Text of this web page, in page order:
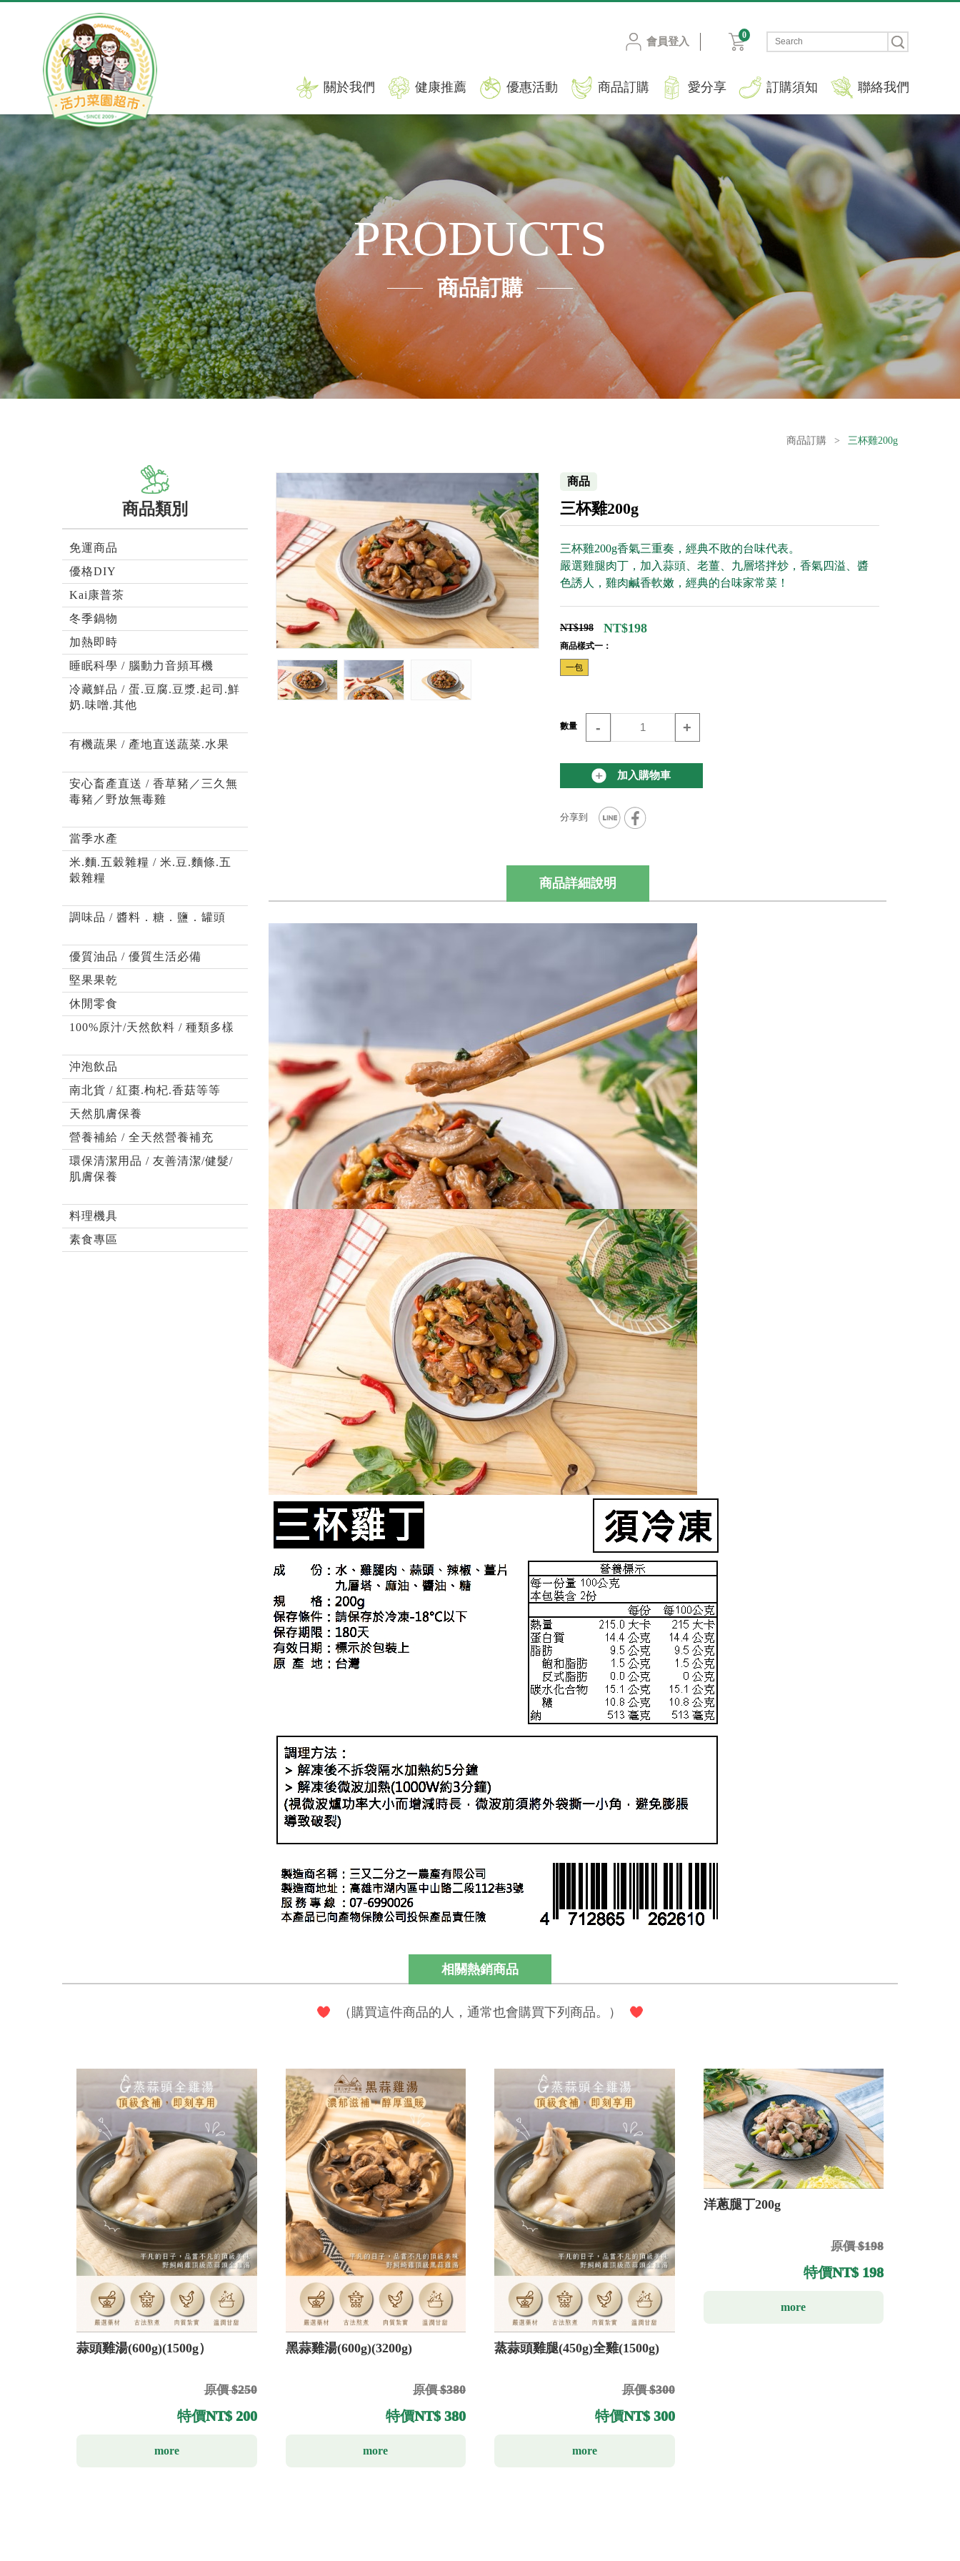
會員登入
0
關於我們 健康推薦 優惠活動 商品訂購 愛分享 訂購須知 聯絡我們
PRODUCTS
商品訂購
商品訂購 > 三杯雞200g
商品類別
免運商品
優格DIY
Kai康普茶
冬季鍋物
加熱即時
睡眠科學 / 腦動力音頻耳機
冷藏鮮品 / 蛋.豆腐.豆漿.起司.鮮
奶.味噌.其他
有機蔬果 / 產地直送蔬菜.水果
安心畜產直送 / 香草豬／三久無
毒豬／野放無毒雞
當季水產
米.麵.五穀雜糧 / 米.豆.麵條.五
穀雜糧
調味品 / 醬料．糖．鹽．罐頭
優質油品 / 優質生活必備
堅果果乾
休閒零食
100%原汁/天然飲料 / 種類多樣
沖泡飲品
南北貨 / 紅棗.枸杞.香菇等等
天然肌膚保養
營養補給 / 全天然營養補充
環保清潔用品 / 友善清潔/健髮/
肌膚保養
料理機具
素食專區
商品
三杯雞200g
三杯雞200g香氣三重奏，經典不敗的台味代表。
嚴選雞腿肉丁，加入蒜頭、老薑、九層塔拌炒，香氣四溢、醬
色誘人，雞肉鹹香軟嫩，經典的台味家常菜！
NT$198 NT$198
商品樣式一：
一包
數量 - +
加入購物車
商品詳細說明
相關熱銷商品
（購買這件商品的人，通常也會購買下列商品。）
蒜頭雞湯(600g)(1500g）
原價 $250
特價NT$ 200
more
黑蒜雞湯(600g)(3200g)
原價 $380
特價NT$ 380
more
蒸蒜頭雞腿(450g)全雞(1500g)
原價 $300
特價NT$ 300
more
洋蔥腿丁200g
原價 $198
特價NT$ 198
more